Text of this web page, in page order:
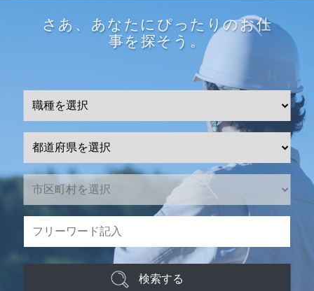
さあ、あなたにぴったりのお仕
事を探そう。
検索する